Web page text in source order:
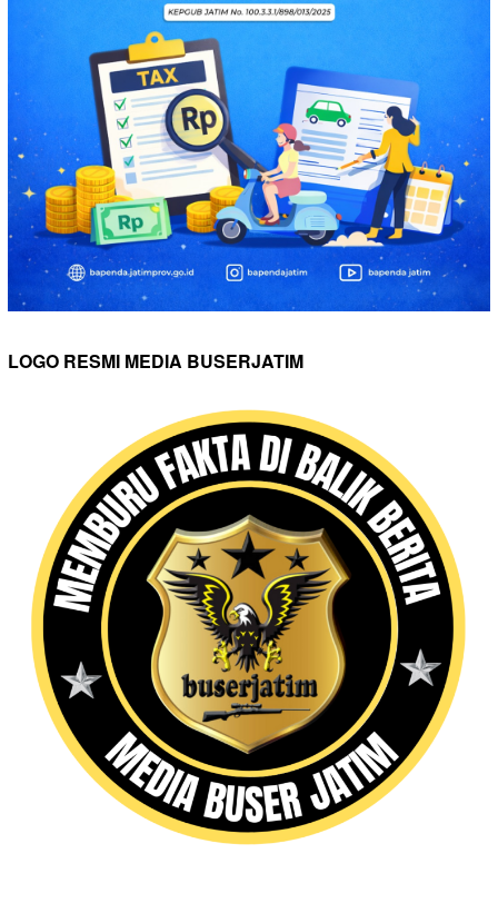
LOGO RESMI MEDIA BUSERJATIM